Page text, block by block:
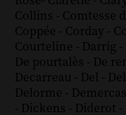
Collins - Comtesse
Coppée - Corday -
Courteline - Darrig -
De pourtalès - De
Decarreau - Del -
Delorme -
- Dickens - Diderot -